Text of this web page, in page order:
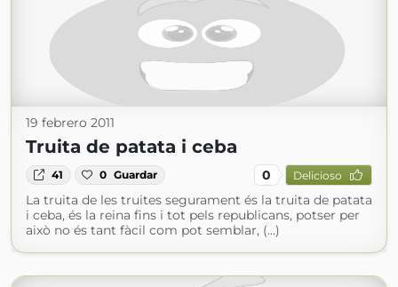
19 febrero 2011
Truita de patata i ceba
41 0 Guardar 0 Delicioso
La truita de les truites segurament és la truita de patata
i ceba, és la reina fins i tot pels republicans, potser per
això no és tant fàcil com pot semblar, (...)